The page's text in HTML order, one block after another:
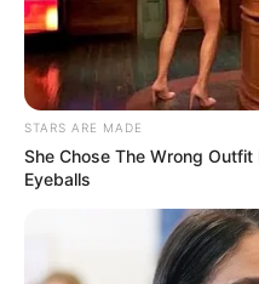
STARS ARE MADE
She Chose The Wrong Outfit
Eyeballs